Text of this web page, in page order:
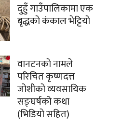
दुहुँ गाउँपालिकामा एक
बृद्धको कंकाल भेट्टियो
वानटनको नामले
परिचित कृष्णदत्त
जोशीको व्यवसायिक
सङ्घर्षको कथा
(भिडियो सहित)